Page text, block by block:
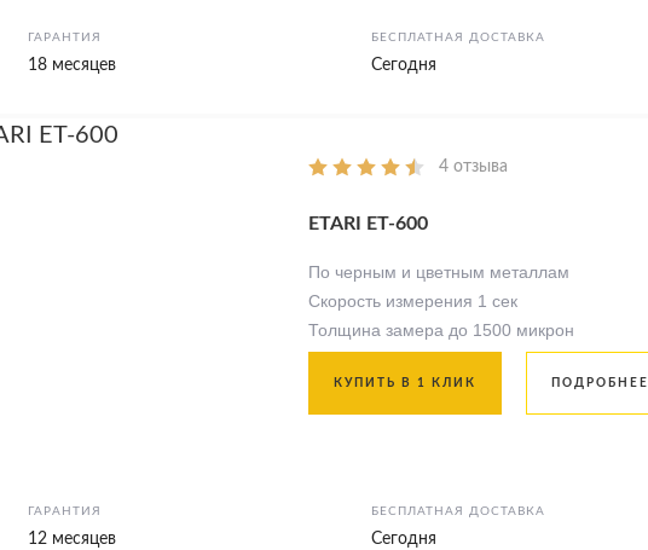
ГАРАНТИЯ
18 месяцев
БЕСПЛАТНАЯ ДОСТАВКА
Сегодня
4 отзыва
ETARI ЕТ-600
По черным и цветным металлам
Скорость измерения 1 сек
Толщина замера до 1500 микрон
ГАРАНТИЯ
12 месяцев
БЕСПЛАТНАЯ ДОСТАВКА
Сегодня
КУПИТЬ В 1 КЛИК ПОДРОБНЕЕ